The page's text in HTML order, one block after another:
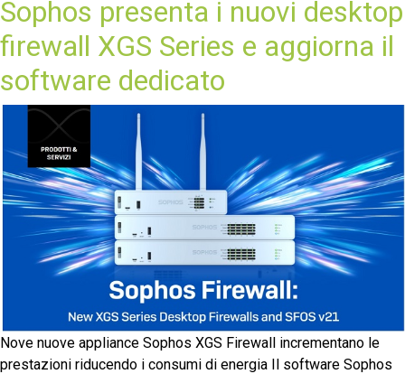
Sophos presenta i nuovi desktop
firewall XGS Series e aggiorna il
software dedicato
Nove nuove appliance Sophos XGS Firewall incrementano le
prestazioni riducendo i consumi di energia Il software Sophos